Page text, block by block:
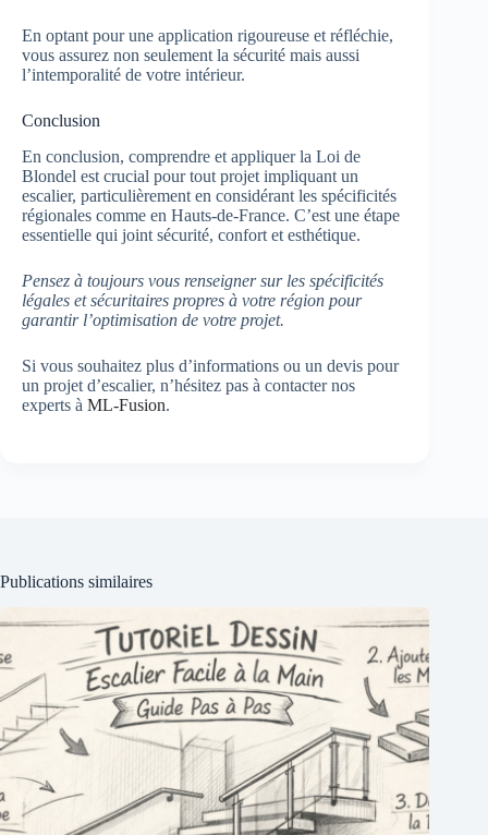
En optant pour une application rigoureuse et réfléchie,
vous assurez non seulement la sécurité mais aussi
l’intemporalité de votre intérieur.
Conclusion
En conclusion, comprendre et appliquer la Loi de
Blondel est crucial pour tout projet impliquant un
escalier, particulièrement en considérant les spécificités
régionales comme en Hauts-de-France. C’est une étape
essentielle qui joint sécurité, confort et esthétique.
Pensez à toujours vous renseigner sur les spécificités
légales et sécuritaires propres à votre région pour
garantir l’optimisation de votre projet.
Si vous souhaitez plus d’informations ou un devis pour
un projet d’escalier, n’hésitez pas à contacter nos
experts à ML-Fusion.
Publications similaires